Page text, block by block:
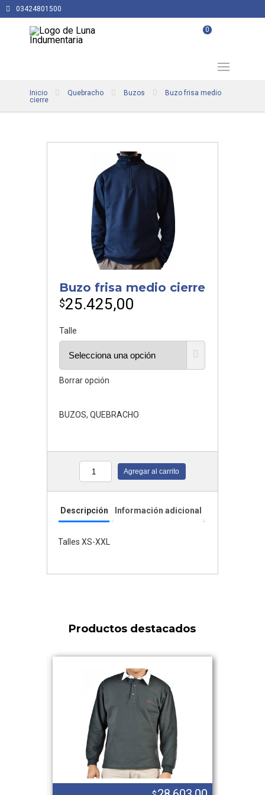
03424801500
0
Inicio Quebracho Buzos
Buzo frisa medio
cierre
Buzo frisa medio cierre
$25.425,00
Talle
Borrar opción
BUZOS,QUEBRACHO
Cantidad Agregar al carrito
Descripción Información adicional
Talles XS-XXL
Productos destacados